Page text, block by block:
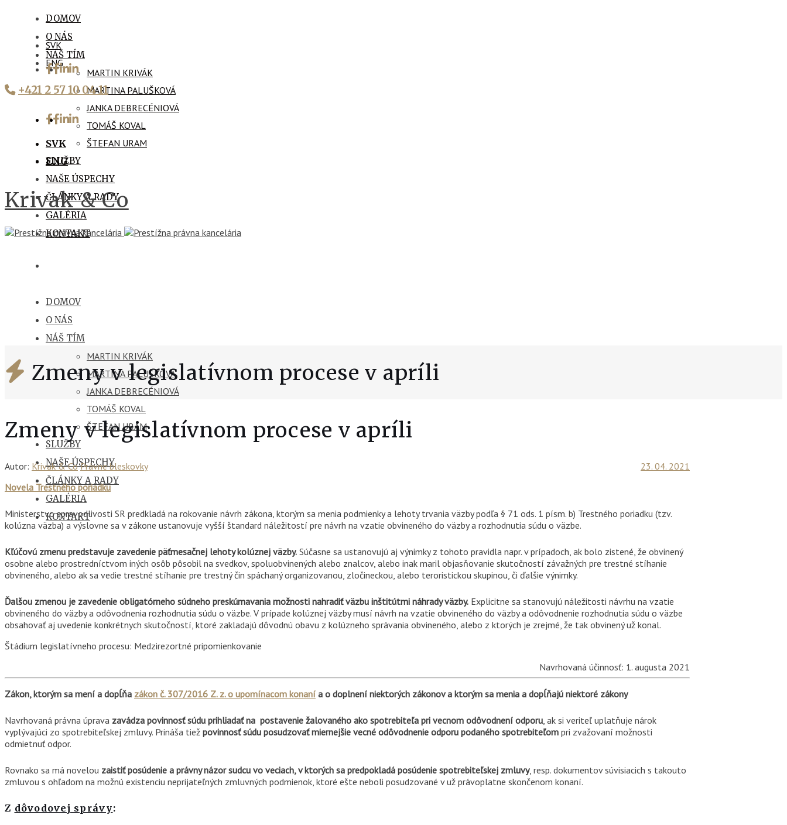
DOMOV
O NÁS
NÁŠ TÍM
MARTIN KRIVÁK
MARTINA PALUŠKOVÁ
JANKA DEBRECÉNIOVÁ
TOMÁŠ KOVAL
ŠTEFAN URAM
SLUŽBY
NAŠE ÚSPECHY
ČLÁNKY A RADY
GALÉRIA
KONTAKT
SVK
ENG
+421 2 57 10 04 11
SVK
ENG
Krivak & Co
DOMOV
O NÁS
NÁŠ TÍM
MARTIN KRIVÁK
MARTINA PALUŠKOVÁ
JANKA DEBRECÉNIOVÁ
TOMÁŠ KOVAL
ŠTEFAN URAM
SLUŽBY
NAŠE ÚSPECHY
ČLÁNKY A RADY
GALÉRIA
KONTAKT
Zmeny v legislatívnom procese v apríli
Zmeny v legislatívnom procese v apríli
Autor: Krivak & Co 23. 04. 2021
Právne bleskovky
Novela Trestného poriadku
Ministerstvo spravodlivosti SR predkladá na rokovanie návrh zákona, ktorým sa menia podmienky a lehoty trvania väzby podľa § 71 ods. 1 písm. b) Trestného poriadku (tzv.
kolúzna väzba) a výslovne sa v zákone ustanovuje vyšší štandard náležitostí pre návrh na vzatie obvineného do väzby a rozhodnutia súdu o väzbe.
Kľúčovú zmenu predstavuje zavedenie päťmesačnej lehoty kolúznej väzby. Súčasne sa ustanovujú aj výnimky z tohoto pravidla napr. v prípadoch, ak bolo zistené, že obvinený
osobne alebo prostredníctvom iných osôb pôsobil na svedkov, spoluobvinených alebo znalcov, alebo inak maril objasňovanie skutočností závažných pre trestné stíhanie
obvineného, alebo ak sa vedie trestné stíhanie pre trestný čin spáchaný organizovanou, zločineckou, alebo teroristickou skupinou, či ďalšie výnimky.
Ďalšou zmenou je zavedenie obligatórneho súdneho preskúmavania možnosti nahradiť väzbu inštitútmi náhrady väzby. Explicitne sa stanovujú náležitosti návrhu na vzatie
obvineného do väzby a odôvodnenia rozhodnutia súdu o väzbe. V prípade kolúznej väzby musí návrh na vzatie obvineného do väzby a odôvodnenie rozhodnutia súdu o väzbe
obsahovať aj uvedenie konkrétnych skutočností, ktoré zakladajú dôvodnú obavu z kolúzneho správania obvineného, alebo z ktorých je zrejmé, že tak obvinený už konal.
Štádium legislatívneho procesu: Medzirezortné pripomienkovanie
Navrhovaná účinnosť: 1. augusta 2021
Zákon, ktorým sa mení a dopĺňa zákon č. 307/2016 Z. z. o upomínacom konaní a o doplnení niektorých zákonov a ktorým sa menia a dopĺňajú niektoré zákony
Navrhovaná právna úprava zavádza povinnosť súdu prihliadať na postavenie žalovaného ako spotrebiteľa pri vecnom odôvodnení odporu , ak si veriteľ uplatňuje nárok
vyplývajúci zo spotrebiteľskej zmluvy. Prináša tiež povinnosť súdu posudzovať miernejšie vecné odôvodnenie odporu podaného spotrebiteľom pri zvažovaní možnosti
odmietnuť odpor.
Rovnako sa má novelou zaistiť posúdenie a právny názor sudcu vo veciach, v ktorých sa predpokladá posúdenie spotrebiteľskej zmluvy, resp. dokumentov súvisiacich s takouto
zmluvou s ohľadom na možnú existenciu neprijateľných zmluvných podmienok, ktoré ešte neboli posudzované v už právoplatne skončenom konaní.
Z dôvodovej správy: